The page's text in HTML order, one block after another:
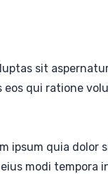
sit
qui ratione
ipsum quia dolor
modi tempora